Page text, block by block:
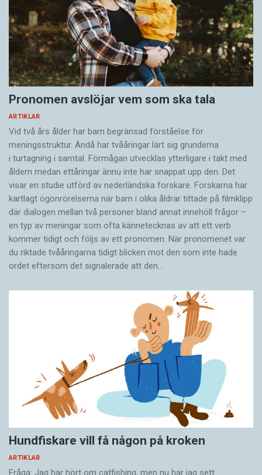
Pronomen avslöjar vem som ska tala
ARTIKLAR
Vid två års ålder har barn begränsad förståelse för
meningsstruktur. Ändå har tvååringar lärt sig grunderna
i turtagning i samtal. Förmågan utvecklas ytterligare i takt med
åldern medan ettåringar ännu inte har snappat upp den. Det
visar en studie utförd av nederländska forskare. Forskarna har
kartlagt ögonrörelserna när barn i olika åldrar tittade på filmklipp
där dialogen mellan två personer bland annat innehöll frågor –
en typ av meningar som ofta kännetecknas av att ett verb
kommer tidigt och följs av ett pronomen. När pronomenet var
du riktade tvååringarna tidigt blicken mot den som inte hade
ordet eftersom det ­signalerade att den…
Hundfiskare vill få någon på kroken
ARTIKLAR
Fråga: Jag har hört om catfishing, men nu har jag sett